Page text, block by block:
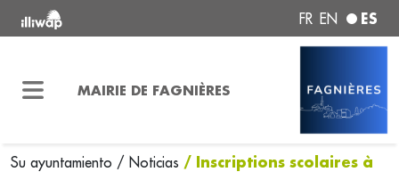
FR EN ES
MAIRIE DE FAGNIÈRES
Su ayuntamiento / Noticias / Inscriptions scolaires à